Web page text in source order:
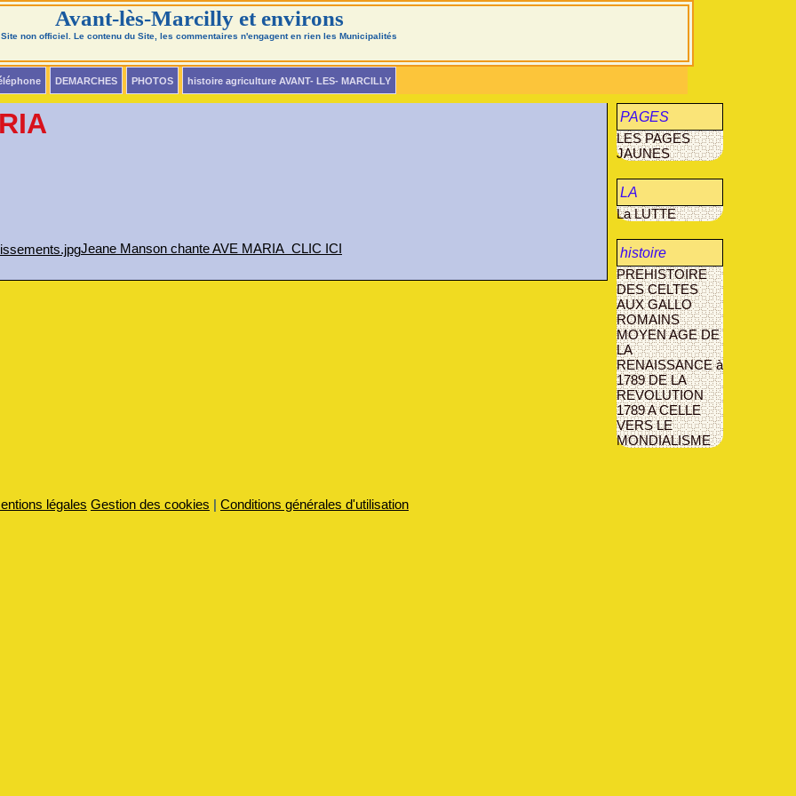
Avant-lès-Marcilly et environs
Site non officiel. Le contenu du Site, les commentaires n'engagent en rien les Municipalités
DEMARCHES PHOTOS histoire agriculture AVANT- LES- MARCILLY
PAGES
JAUNES
LES PAGES
JAUNES
LA
MUCOVISCIDOSE
La LUTTE
histoire
agriculture
AVANT- LES-
MARCILLY
PREHISTOIRE
DES CELTES
AUX GALLO
ROMAINS
MOYEN AGEDE
LA
RENAISSANCE à
1789DE LA
REVOLUTION
1789 A CELLE
VERS LE
MONDIALISME
Jeane Manson chante AVE MARIA CLIC ICI
légales Gestion des cookies | Conditions générales d'utilisation